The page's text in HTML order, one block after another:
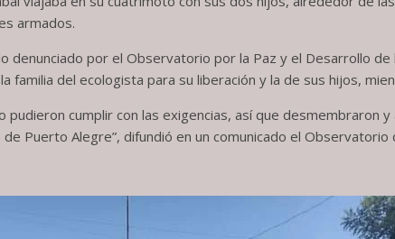
armados.
denunciado por el Observatorio por la Paz y el Desarrollo
familia del ecologista para su liberación y la de sus hijos,
pudieron cumplir con las exigencias, así que
Puerto Alegre”, difundió en un comunicado el